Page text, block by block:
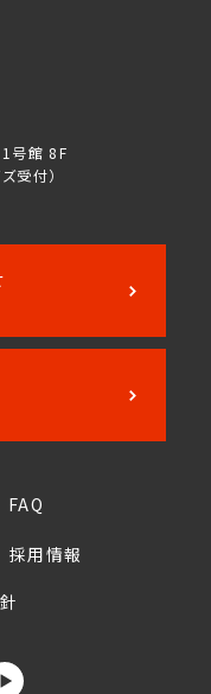
号館 8F
受付）
FAQ
採用情報